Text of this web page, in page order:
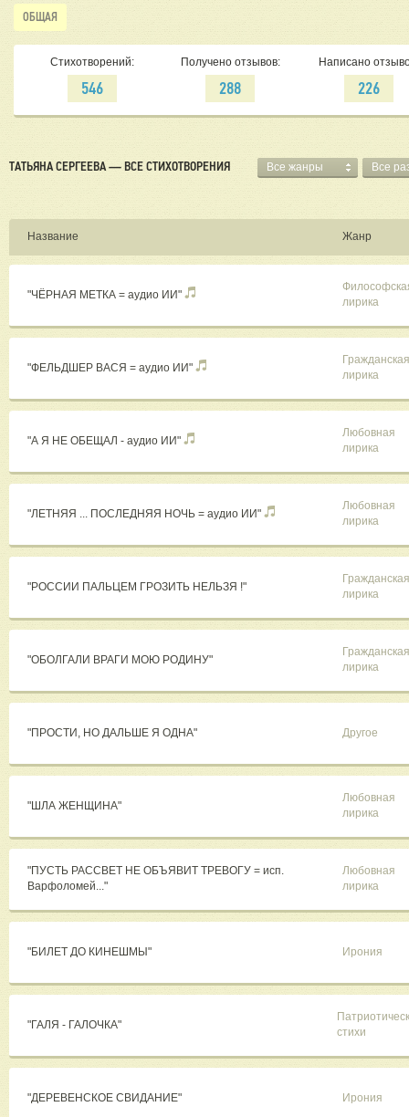
ОБЩАЯ
Стихотворений:
546
Получено отзывов:
288
Написано
226
ТАТЬЯНА СЕРГЕЕВА — ВСЕ СТИХОТВОРЕНИЯ Все жанры Все
Название Жанр
"ЧЁРНАЯ МЕТКА = аудио ИИ"
лирика
"ФЕЛЬДШЕР ВАСЯ = аудио ИИ"
Гражданская
лирика
"А Я НЕ ОБЕЩАЛ - аудио ИИ"
Любовная
лирика
"ЛЕТНЯЯ ... ПОСЛЕДНЯЯ НОЧЬ = аудио ИИ"
Любовная
лирика
"РОССИИ ПАЛЬЦЕМ ГРОЗИТЬ НЕЛЬЗЯ !"
Гражданская
лирика
"ОБОЛГАЛИ ВРАГИ МОЮ РОДИНУ"
Гражданская
лирика
"ПРОСТИ, НО ДАЛЬШЕ Я ОДНА" Другое
"ШЛА ЖЕНЩИНА"
Любовная
лирика
"ПУСТЬ РАССВЕТ НЕ ОБЪЯВИТ ТРЕВОГУ = исп.
Варфоломей..."
Любовная
лирика
"БИЛЕТ ДО КИНЕШМЫ" Ирония
"ГАЛЯ - ГАЛОЧКА"
стихи
"ДЕРЕВЕНСКОЕ СВИДАНИЕ" Ирония